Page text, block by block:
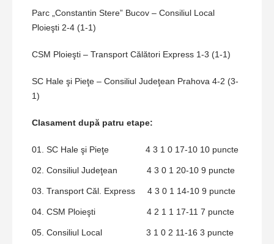
Parc „Constantin Stere” Bucov – Consiliul Local
Ploieşti 2-4 (1-1)
CSM Ploieşti – Transport Călători Express 1-3 (1-1)
SC Hale şi Pieţe – Consiliul Judeţean Prahova 4-2 (3-
1)
Clasament după patru etape:
SC Hale şi Pieţe 4 3 1 0 17-10 10 puncte
Consiliul Judeţean 4 3 0 1 20-10 9 puncte
Transport Căl. Express 4 3 0 1 14-10 9 puncte
CSM Ploieşti 4 2 1 1 17-11 7 puncte
Consiliul Local 3 1 0 2 11-16 3 puncte